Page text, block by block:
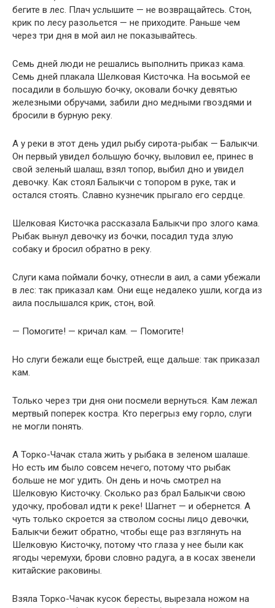
бегите в лес. Плач услышите — не возвращайтесь. Стон,
крик по лесу разольется — не приходите. Раньше чем
через три дня в мой аил не показывайтесь.
Семь дней люди не решались выполнить приказ кама.
Семь дней плакала Шелковая Кисточка. На восьмой ее
посадили в большую бочку, оковали бочку девятью
железными обручами, забили дно медными гвоздями и
бросили в бурную реку.
А у реки в этот день удил рыбу сирота-рыбак — Балыкчи.
Он первый увидел большую бочку, выловил ее, принес в
свой зеленый шалаш, взял топор, выбил дно и увидел
девочку. Как стоял Балыкчи с топором в руке, так и
остался стоять. Славно кузнечик прыгало его сердце.
Шелковая Кисточка рассказала Балыкчи про злого кама.
Рыбак вынул девочку из бочки, посадил туда злую
собаку и бросил обратно в реку.
Слуги кама поймали бочку, отнесли в аил, а сами убежали
в лес: так приказал кам. Они еще недалеко ушли, когда из
аила послышался крик, стон, вой.
— Помогите! — кричал кам. — Помогите!
Но слуги бежали еще быстрей, еще дальше: так приказал
кам.
Только через три дня они посмели вернуться. Кам лежал
мертвый поперек костра. Кто перегрыз ему горло, слуги
не могли понять.
А Торко-Чачак стала жить у рыбака в зеленом шалаше.
Но есть им было совсем нечего, потому что рыбак
больше не мог удить. Он день и ночь смотрел на
Шелковую Кисточку. Сколько раз брал Балыкчи свою
удочку, пробовал идти к реке! Шагнет — и обернется. А
чуть только скроется за стволом сосны лицо девочки,
Балыкчи бежит обратно, чтобы еще раз взглянуть на
Шелковую Кисточку, потому что глаза у нее были как
ягоды черемухи, брови словно радуга, а в косах звенели
китайские раковины.
Взяла Торко-Чачак кусок бересты, вырезала ножом на